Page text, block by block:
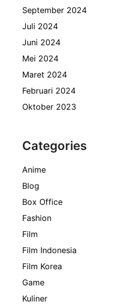
September 2024
Juli 2024
Juni 2024
Mei 2024
Maret 2024
Februari 2024
Oktober 2023
Categories
Anime
Blog
Box Office
Fashion
Film
Film Indonesia
Film Korea
Game
Kuliner